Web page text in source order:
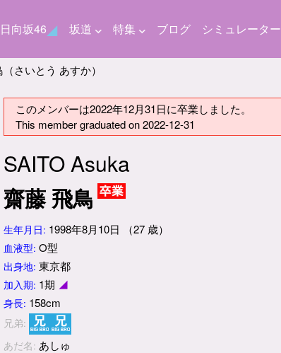
日向坂46 坂道 特集 ブログ シミュレーター
さいとう あすか）
このメンバーは2022年12月31日に卒業しました。
This member graduated on 2022-12-31
SAITO Asuka
齋藤 飛鳥
生年月日: 1998年8月10日 （27 歳）
血液型: O型
出身地: 東京都
加入期: 1期 ◢
身長: 158cm
兄弟:
あだ名: あしゅ